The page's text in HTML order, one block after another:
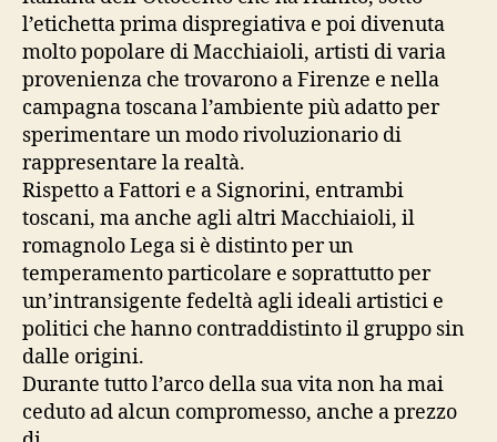
l’etichetta prima dispregiativa e poi divenuta
molto popolare di Macchiaioli, artisti di varia
provenienza che trovarono a Firenze e nella
campagna toscana l’ambiente più adatto per
sperimentare un modo rivoluzionario di
rappresentare la realtà.
Rispetto a Fattori e a Signorini, entrambi
toscani, ma anche agli altri Macchiaioli, il
romagnolo Lega si è distinto per un
temperamento particolare e soprattutto per
un’intransigente fedeltà agli ideali artistici e
politici che hanno contraddistinto il gruppo sin
dalle origini.
Durante tutto l’arco della sua vita non ha mai
ceduto ad alcun compromesso, anche a prezzo